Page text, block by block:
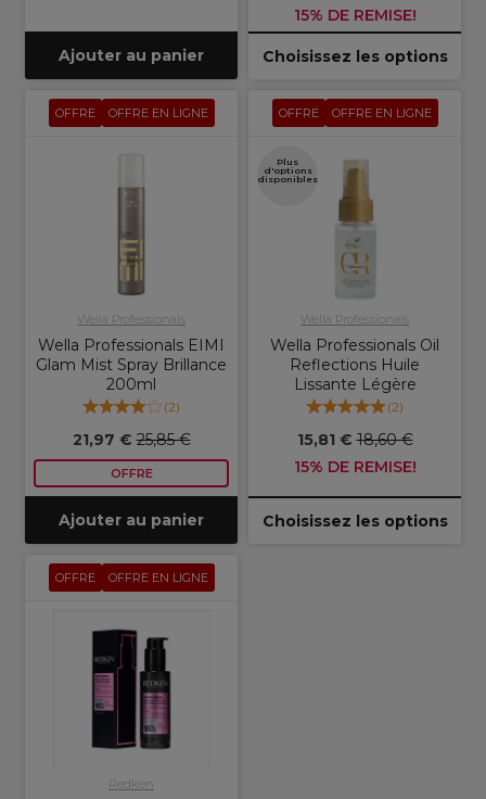
Ajouter au panier
15% DE REMISE!
Choisissez les options
OFFRE OFFRE EN LIGNE
Wella Professionals
Wella Professionals EIMI
Glam Mist Spray Brillance
200ml
(2)
21,97 €25,85 €
OFFRE
Ajouter au panier
OFFRE OFFRE EN LIGNE
Plus
d'options
disponibles
Wella Professionals
Wella Professionals Oil
Reflections Huile
Lissante Légère
(2)
15,81 €18,60 €
15% DE REMISE!
Choisissez les options
OFFRE OFFRE EN LIGNE
Redken